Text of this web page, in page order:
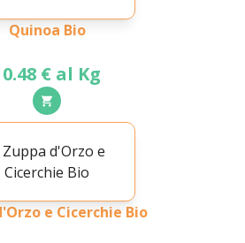
Quinoa Bio
€ al Kg
e Cicerchie Bio